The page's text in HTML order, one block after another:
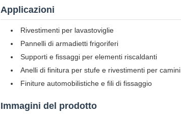
Applicazioni
Rivestimenti per lavastoviglie
Pannelli di armadietti frigoriferi
Supporti e fissaggi per elementi riscaldanti
Anelli di finitura per stufe e rivestimenti per camini
Finiture automobilistiche e fili di fissaggio
Immagini del prodotto